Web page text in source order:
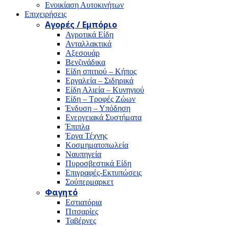
Ενοικίαση Αυτοκινήτων
Επιχειρήσεις
Αγορές / Εμπόριο
Αγροτικά Είδη
Ανταλλακτικά
Αξεσουάρ
Βενζινάδικα
Είδη σπιτιού – Κήπος
Εργαλεία – Σιδηρικά
Είδη Αλιεία – Κυνηγιού
Είδη – Τροφές Ζώων
Ένδυση – Υπόδηση
Ενεργειακά Συστήματα
Έπιπλα
Έργα Τέχνης
Κοσμηματοπωλεία
Ναυπηγεία
Πυροσβεστικά Είδη
Επιγραφές-Εκτυπώσεις
Σούπερμαρκετ
Φαγητό
Εστιατόρια
Πιτσαρίες
Ταβέρνες